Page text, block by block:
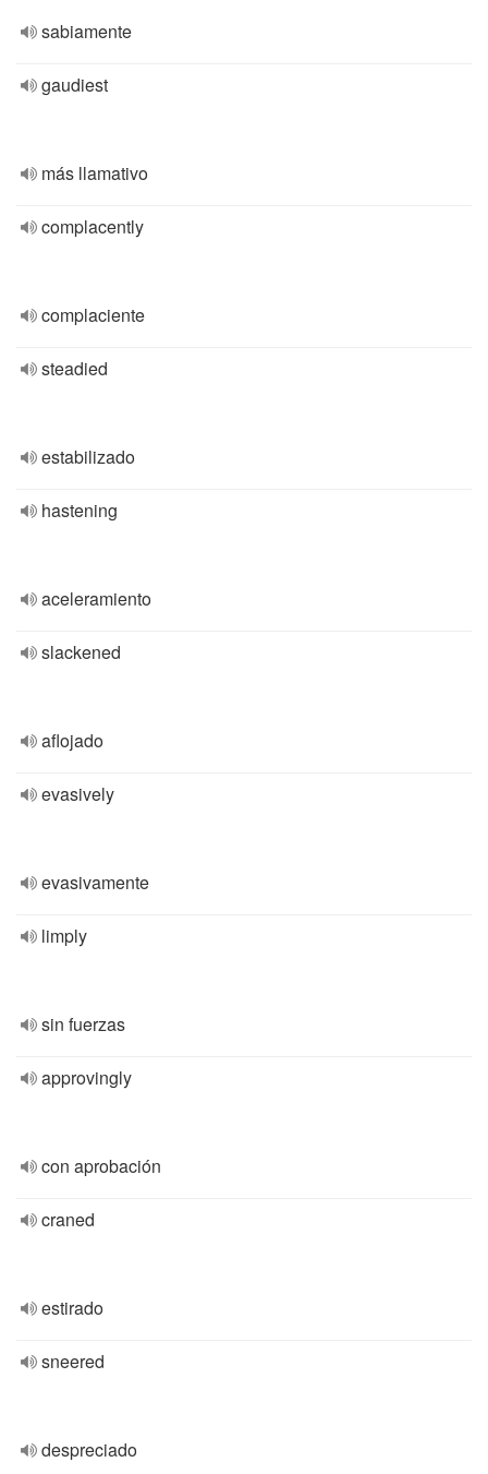
sabiamente
gaudiest
más llamativo
complacently
complaciente
steadied
estabilizado
hastening
aceleramiento
slackened
aflojado
evasively
evasivamente
limply
sin fuerzas
approvingly
con aprobación
craned
estirado
sneered
despreciado